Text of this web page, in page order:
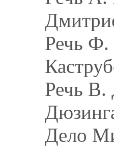
Речь Ф.
Речь В.
Дело